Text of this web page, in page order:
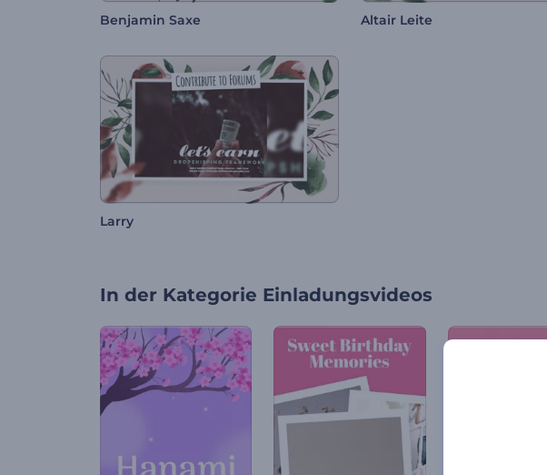
Benjamin Saxe Altair Leite
Larry
In der Kategorie Einladungsvideos